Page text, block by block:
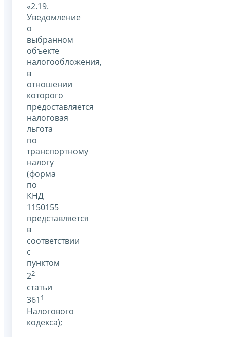
«2.19.
Уведомление
о
выбранном
объекте
налогообложения,
в
отношении
которого
предоставляется
налоговая
льгота
по
транспортному
налогу
(форма
по
КНД
1150155
представляется
в
соответствии
с
пунктом
22
статьи
361 1
Налогового
кодекса);